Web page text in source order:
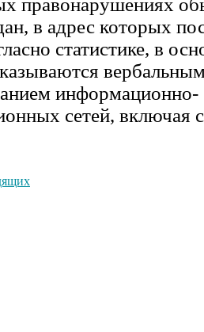
в адрес которых
статистике, в
информационно-
сетей, включая